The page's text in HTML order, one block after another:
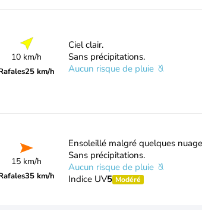
10 km/h
25 km/h
Ciel clair.
Sans précipitations.
Aucun risque de pluie
15 km/h
35 km/h
Ensoleillé malgré quelques
Sans précipitations.
Aucun risque de pluie
Indice UV5 Modéré